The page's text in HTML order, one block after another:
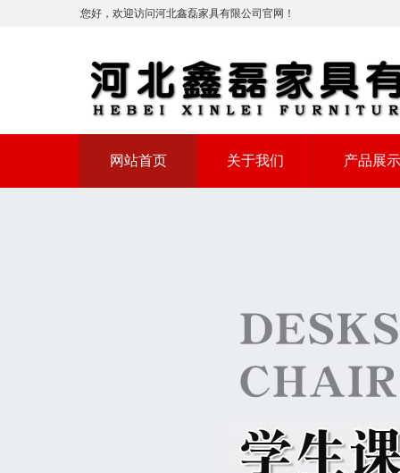
您好，欢迎访问河北鑫磊家具有限公司官网！
网站首页 关于我们 产品展示